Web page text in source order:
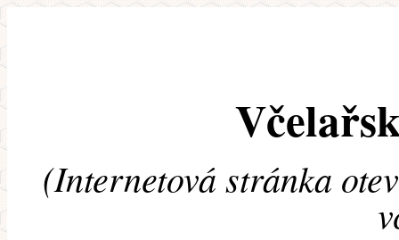
(Internetová stránka